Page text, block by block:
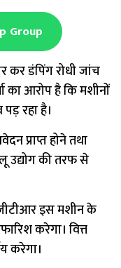
Group
डंपिंग रोधी जांच
का आरोप है कि मशीनों
रहा है।
प्राप्त होने तथा
उद्योग की तरफ से
इस मशीन के
करेगा। वित्त
करेगा।